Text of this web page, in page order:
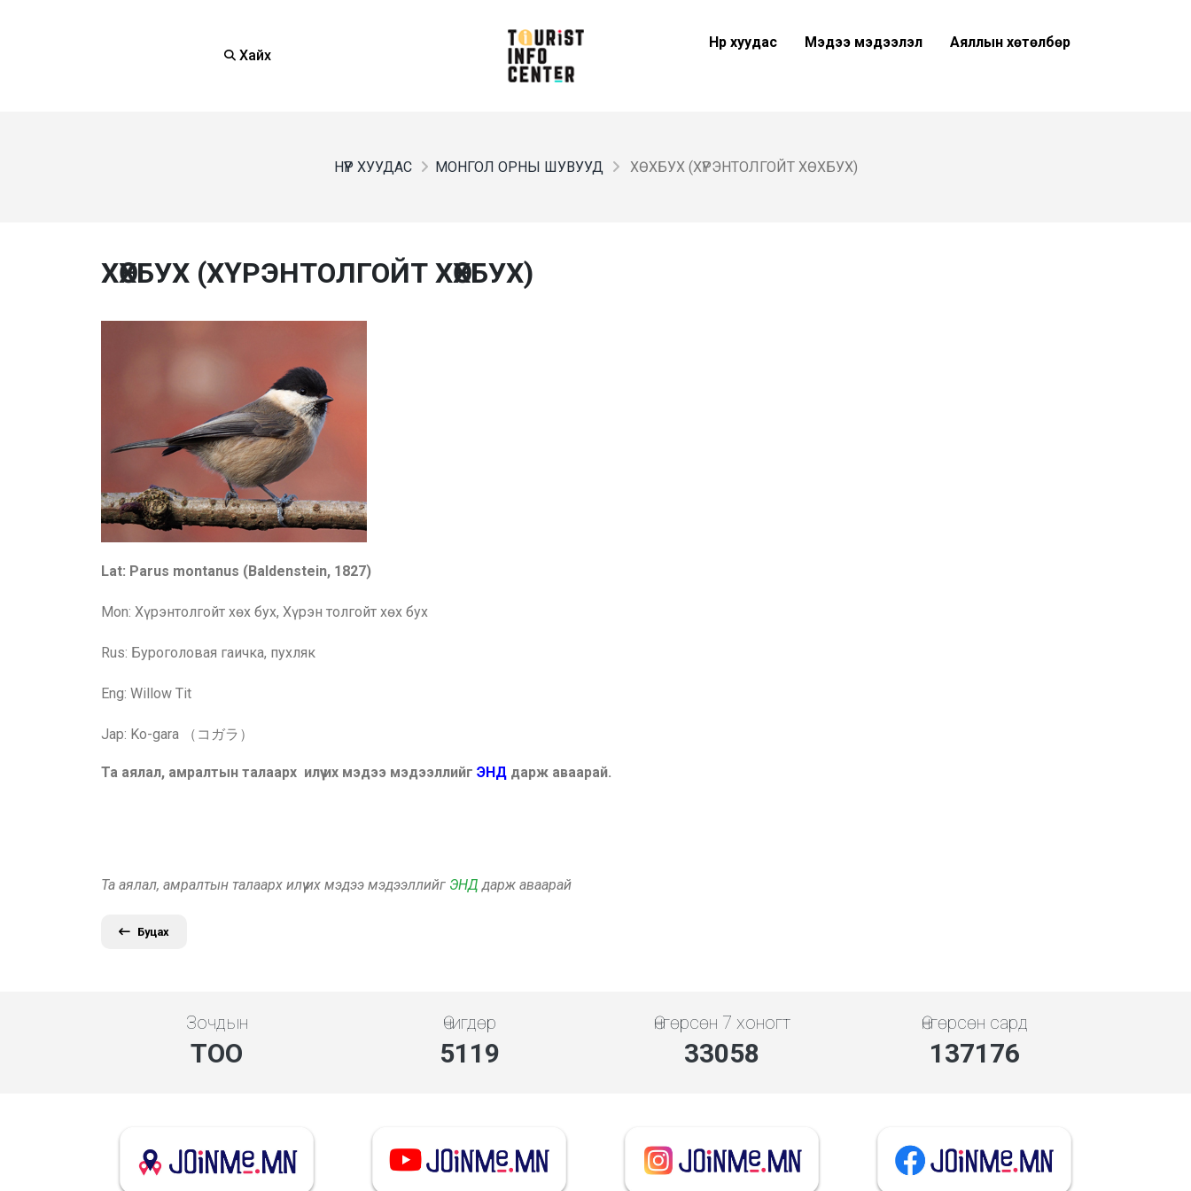
Хайх
Нүүр хуудас Мэдээ мэдээлэл Аяллын хөтөлбөр
НҮҮР ХУУДАС МОНГОЛ ОРНЫ ШУВУУД ХӨХБУХ (ХҮРЭНТОЛГОЙТ ХӨХБУХ)
ХӨХБУХ (ХҮРЭНТОЛГОЙТ ХӨХБУХ)
Lat: Parus montanus (Baldenstein, 1827)
Mon: Хүрэнтолгойт хөх бух, Хүрэн толгойт хөх бух
Rus: Буроголовая гаичка, пухляк
Eng: Willow Tit
Jap: Ko-gara （コガラ）
Та аялал, амралтын талаарх илүү их мэдээ мэдээллийг ЭНД дарж аваарай.
Та аялал, амралтын талаарх илүү их мэдээ мэдээллийг ЭНД дарж аваарай
Буцах
Зочдын
ТОО
Өчигдөр
5119
Өнгөрсөн 7 хоногт
33058
Өнгөрсөн сард
137176